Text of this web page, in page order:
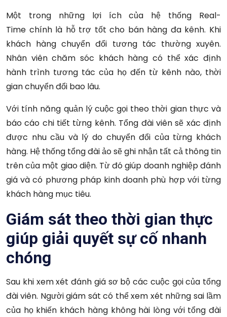
Một trong những lợi ích của hệ thống Real-
Time chính là hỗ trợ tốt cho bán hàng đa kênh. Khi
khách hàng chuyển đổi tương tác thường xuyên.
Nhân viên chăm sóc khách hàng có thể xác định
hành trình tương tác của họ đến từ kênh nào, thời
gian chuyển đổi bao lâu.
Với tính năng quản lý cuộc gọi theo thời gian thực và
báo cáo chi tiết từng kênh. Tổng đài viên sẽ xác định
được nhu cầu và lý do chuyển đổi của từng khách
hàng. Hệ thống tổng đài ảo sẽ ghi nhận tất cả thông tin
trên của một giao diện. Từ đó giúp doanh nghiệp đánh
giá và có phương pháp kinh doanh phù hợp với từng
khách hàng mục tiêu.
Giám sát theo thời gian thực
giúp giải quyết sự cố nhanh
chóng
Sau khi xem xét đánh giá sơ bộ các cuộc gọi của tổng
đài viên. Người giám sát có thể xem xét những sai lầm
của họ khiến khách hàng không hài lòng với tổng đài